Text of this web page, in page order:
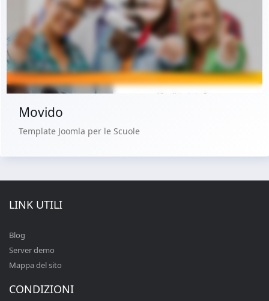
Demo dal vivo
Acquista €29.90
Movido
Template Joomla per le Scuole
LINK UTILI
Blog
Server demo
Mappa del sito
CONDIZIONI